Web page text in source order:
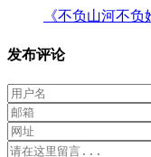
《不负山河不
发布评论